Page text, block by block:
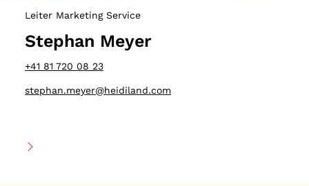
Leiter Marketing Service
Stephan Meyer
+41 81 720 08 23
stephan.meyer@heidiland.com